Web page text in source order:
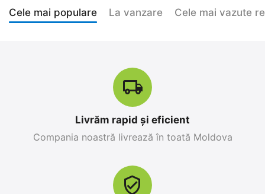
Cele mai populare La vanzare Cele mai vazute
Livrăm rapid și eficient
Compania noastră livrează în toată Moldova